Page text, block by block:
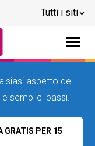
Tutti i siti
aspetto del
semplici passi.
GRATIS PER 15